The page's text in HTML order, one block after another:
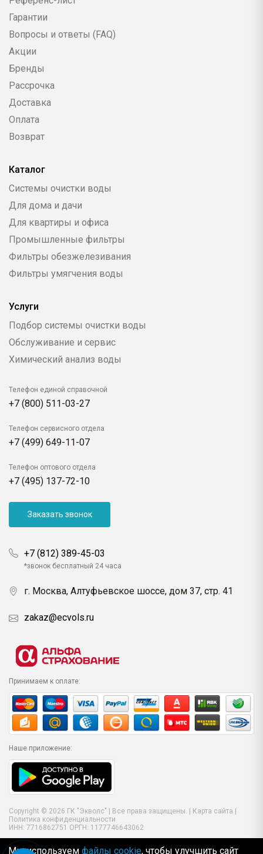
Гарантии
Вопросы и ответы (FAQ)
Акции
Бренды
Рассрочка
Доставка
Оплата
Возврат
Каталог
Системы очистки воды
Для дома и дачи
Для квартиры и офиса
Промышленные фильтры
Фильтры обезжелезивания
Фильтры умягчения воды
Услуги
Подбор системы очистки воды
Обслуживание и сервис
Химический анализ воды
Телефон единой справочной
+7 (800) 511-03-27
Телефон сервисного отдела
+7 (499) 649-11-07
Телефон оптового отдела
+7 (495) 137-72-10
Заказать звонок
+7 (812) 389-45-03
*звонок бесплатный 24 часа
г. Москва, Алтуфьевское шоссе, дом 37, стр. 41
zakaz@ecvols.ru
Принимаем к оплате:
Наше приложение:
Copyright © 2026 ГК "Экволс" | Все права защищены. | Карта сайта
Политика конфиденциальности
ИНН: 7716862751 ОРГН: 1177746643062
Мы используем файлы cookie, чтобы улучшить сайт